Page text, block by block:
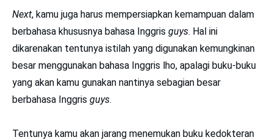
Next, kamu juga harus mempersiapkan kemampuan dalam
berbahasa khususnya bahasa Inggris guys. Hal ini
dikarenakan tentunya istilah yang digunakan kemungkinan
besar menggunakan bahasa Inggris lho, apalagi buku-buku
yang akan kamu gunakan nantinya sebagian besar
berbahasa Inggris guys.
Tentunya kamu akan jarang menemukan buku kedokteran